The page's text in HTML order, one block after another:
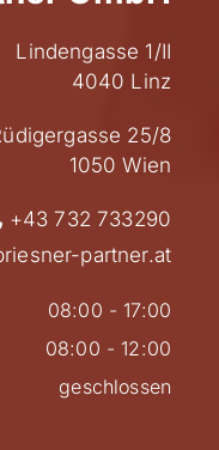
Lindengasse 1/II
4040 Linz
25/8
1050 Wien
+43 732 733290
partner.at
08:00 - 17:00
08:00 - 12:00
geschlossen